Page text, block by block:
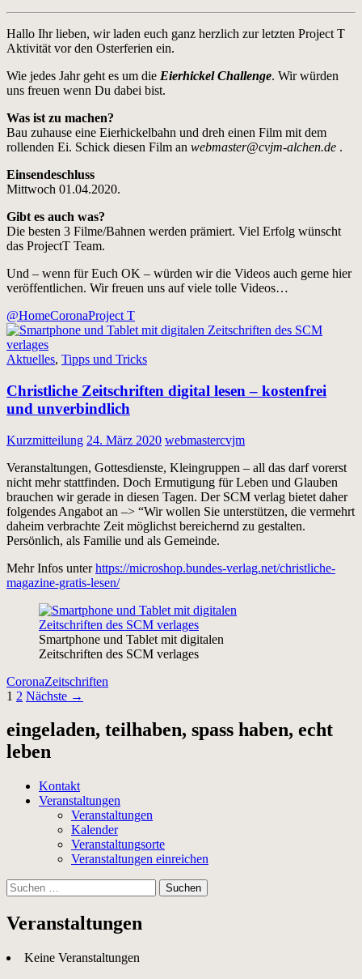
Hallo Ihr lieben, wir laden euch ganz herzlich zur letzten Project T
Aktivität vor den Osterferien ein.
Wie jedes Jahr geht es um die Eierhickel Challenge. Wir würden
uns freuen wenn Du dabei bist.
Was ist zu machen?
Bau zuhause eine Eierhickelbahn und dreh einen Film mit dem
rollenden Ei. Schick diesen Film an webmaster@cvjm-alchen.de .
Einsendeschluss
Mittwoch 01.04.2020.
Gibt es auch was?
Die besten 3 Filme/Bahnen werden prämiert. Viel Erfolg wünscht
das ProjectT Team.
Und – wenn für Euch OK – würden wir die Videos auch gerne hier
veröffentlichen. Wir freuen uns auf viele tolle Videos…
@HomeCoronaProject T
Aktuelles, Tipps und Tricks
Christliche Zeitschriften digital lesen – kostenfrei
und unverbindlich
Kurzmitteilung 24. März 2020 webmastercvjm
Veranstaltungen, Gottesdienste, Kleingruppen – all das darf vorerst
nicht mehr stattfinden. Doch Ermutigung für Leben und Glauben
brauchen wir gerade in diesen Tagen. Der SCM verlag bietet daher
folgendes Angabot an –> “Wir wollen Sie unterstützen, die vermehrt
daheim verbrachte Zeit möglichst bereichernd zu gestalten.
Persönlich, als Familie und als Gemeinde.
Mehr Infos unterhttps://microshop.bundes-verlag.net/christliche-
magazine-gratis-lesen/
Smartphone und Tablet mit digitalen
Zeitschriften des SCM verlages
CoronaZeitschriften
Beitragsnavigation
1 2 Nächste →
eingeladen, teilhaben, spass haben, echt
leben
Kontakt
Veranstaltungen
Veranstaltungen
Kalender
Veranstaltungsorte
Veranstaltungen einreichen
Suchen
nach:
Veranstaltungen
Keine Veranstaltungen